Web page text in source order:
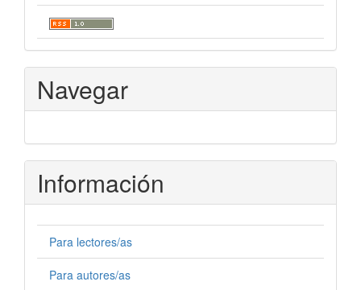
Navegar
Información
Para lectores/as
Para autores/as